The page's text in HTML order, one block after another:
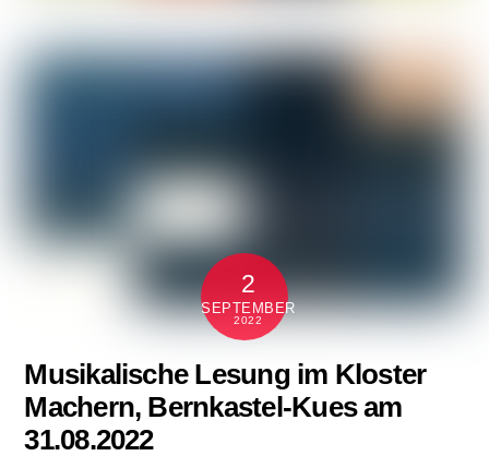
2
SEPTEMBER
2022
Musikalische Lesung im Kloster
Machern, Bernkastel-Kues am
31.08.2022